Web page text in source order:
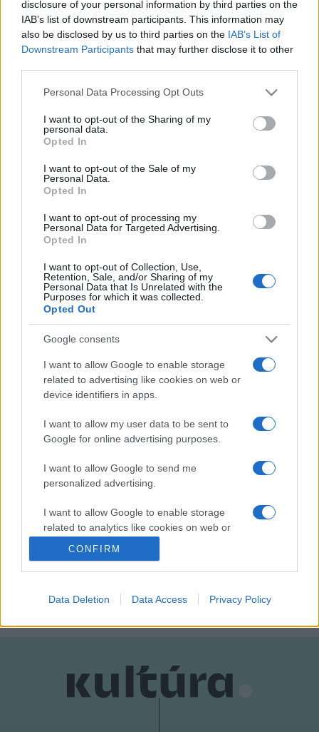
disclosure of your personal information by third parties on the
IAB’s list of downstream participants. This information may
also be disclosed by us to third parties on the IAB’s List of
Downstream Participants that may further disclose it to other
Please note that this website/app uses one or more Google
not limited to your visit or usage behaviour. You may click to
grant or deny consent to Google and its third-party tags to
use your data for below specified purposes in below Google
consent section.
Personal Data Processing Opt Outs
I want to opt-out of the Sharing of my
personal data.
Opted In
I want to opt-out of the Sale of my
Personal Data.
Opted In
I want to opt-out of processing my
Personal Data for Targeted Advertising.
Opted In
I want to opt-out of Collection, Use,
Retention, Sale, and/or Sharing of my
Personal Data that Is Unrelated with the
Purposes for which it was collected.
Opted Out
Google consents
I want to allow Google to enable storage
related to advertising like cookies on web or
device identifiers in apps.
I want to allow my user data to be sent to
Google for online advertising purposes.
I want to allow Google to send me
personalized advertising.
I want to allow Google to enable storage
related to analytics like cookies on web or
I want to allow Google to enable storage
related to personalization.
related to security, including authentication
functionality and fraud prevention, and other
CONFIRM
Data Deletion Data Access Privacy Policy
Brandenburgi Katalin, a fejedelem második felesége: LASS
BEA
Kar: HORVÁTH SEBESTYÉN SÁNDOR, KOVÁCS JUDIT
PÁLMAI ANNA, POLGÁR PÉTER, TÓTH SIMON FERENC,
Ruha: NAGY FRUZSINA
Tér: HORGAS PÉTER
Rendező és osztályvezető tanár: MÁTÉ GÁBOR
országunkban megnyugvás és bizodalom ? béke jobbrul
balfelé, balrul jobbfelé ? ország, mint tündérkert ? kardunk
és haragunk kifele ? fészek- és ölmeleg befele
Helyszín:
Filmművészeti Egyetem, Padlás
További előadások:
FEBRUÁR 21. szerda 19.00
MÁRCIUS 3. szombat 19.00, 14. szerda 19.00
16. péntek 19.00, 17. szombat 15.00, 18. vasárnap 19.00